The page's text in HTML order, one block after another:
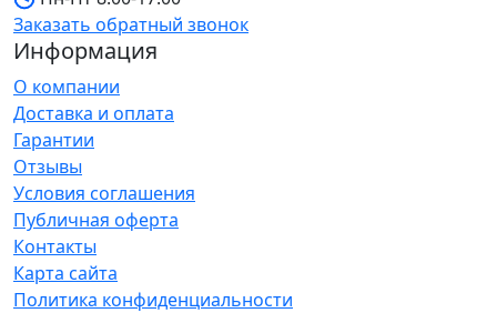
Заказать обратный звонок
Информация
О компании
Доставка и оплата
Гарантии
Отзывы
Условия соглашения
Публичная оферта
Контакты
Карта сайта
Политика конфиденциальности